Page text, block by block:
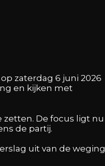
zaterdag 6 juni 2026
en kijken met
zetten. De focus ligt nu
de partij.
uit van de weging